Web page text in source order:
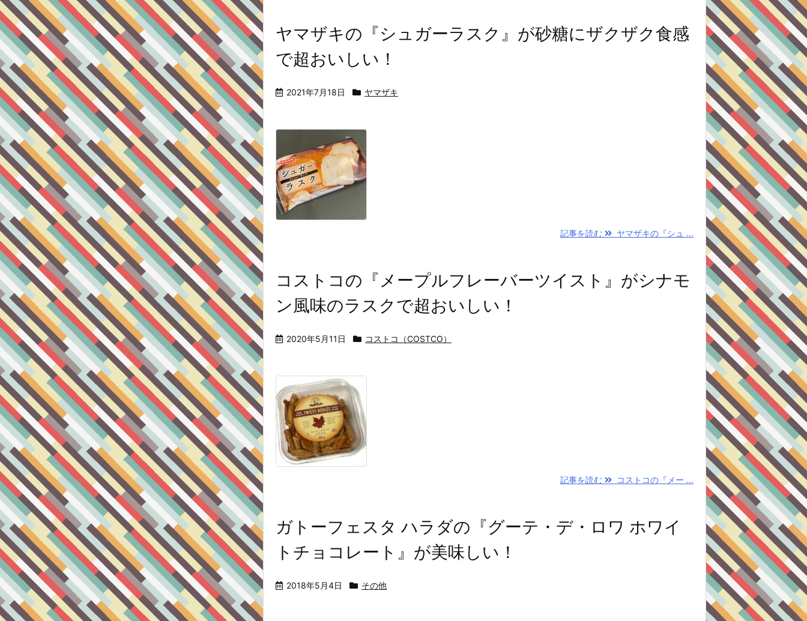
ヤマザキの『シュガーラスク』が砂糖にザクザク食感
で超おいしい！
2021年7月18日 ヤマザキ
記事を読む ヤマザキの『シュ ...
コストコの『メープルフレーバーツイスト』がシナモ
ン風味のラスクで超おいしい！
2020年5月11日 コストコ（COSTCO）
記事を読む コストコの『メー ...
ガトーフェスタ ハラダの『グーテ・デ・ロワ ホワイ
トチョコレート』が美味しい！
2018年5月4日 その他